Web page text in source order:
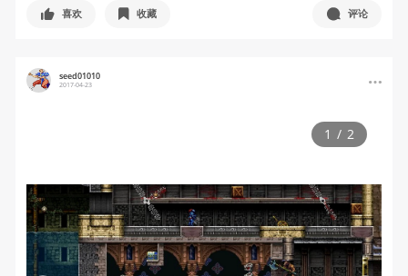
喜欢 收藏 评论
seed01010
2017-04-23
1 / 2